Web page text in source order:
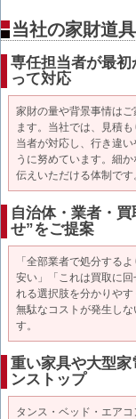
当社の家財道
専任担当者が最
って対応
家財の量や背景事情は
ます。当社では、見積
当者が対応し、行き違
うに努めています。細
伝えいただける体制です
自治体・業者・
せ”をご提案
「全部業者で処分する
安い」「これは買取に
れる選択肢を分かりやす
無駄なコストが発生し
す。
重い家具や大型
ンストップ
タンス・ベッド・エア